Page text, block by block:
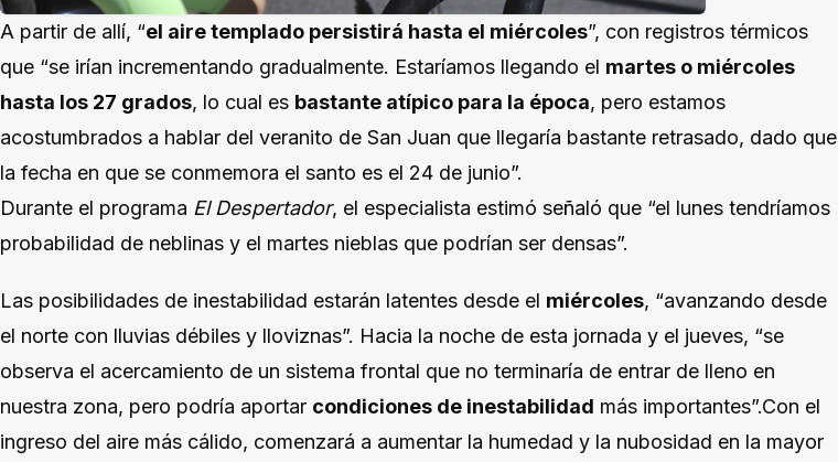
A partir de allí, “el aire templado persistirá hasta el miércoles”, con registros térmicos
que “se irían incrementando gradualmente. Estaríamos llegando el martes o miércoles
hasta los 27 grados, lo cual es bastante atípico para la época, pero estamos
acostumbrados a hablar del veranito de San Juan que llegaría bastante retrasado, dado que
la fecha en que se conmemora el santo es el 24 de junio”.
Durante el programa El Despertador, el especialista estimó señaló que “el lunes tendríamos
probabilidad de neblinas y el martes nieblas que podrían ser densas”.
Las posibilidades de inestabilidad estarán latentes desde el miércoles, “avanzando desde
el norte con lluvias débiles y lloviznas”. Hacia la noche de esta jornada y el jueves, “se
observa el acercamiento de un sistema frontal que no terminaría de entrar de lleno en
nuestra zona, pero podría aportar condiciones de inestabilidad más importantes”.Con el
ingreso del aire más cálido, comenzará a aumentar la humedad y la nubosidad en la mayor